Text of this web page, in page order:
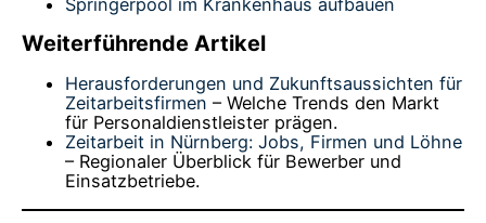
Weiterführende Artikel
Herausforderungen und Zukunftsaussichten für
Zeitarbeitsfirmen – Welche Trends den Markt
für Personaldienstleister prägen.
Zeitarbeit in Nürnberg: Jobs, Firmen und Löhne
– Regionaler Überblick für Bewerber und
Einsatzbetriebe.